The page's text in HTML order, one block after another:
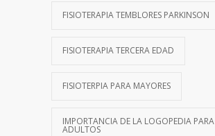
FISIOTERAPIA TEMBLORES PARKINSON
FISIOTERAPIA TERCERA EDAD
FISIOTERPIA PARA MAYORES
IMPORTANCIA DE LA LOGOPEDIA PARA
ADULTOS